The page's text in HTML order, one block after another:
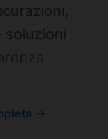
soluzioni
→